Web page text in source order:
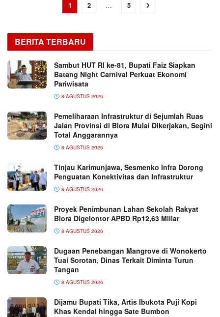
1 2 … 5
BERITA TERBARU
Sambut HUT RI ke-81, Bupati Faiz Siapkan
Batang Night Carnival Perkuat Ekonomi
Pariwisata
8 AGUSTUS 2026
Pemeliharaan Infrastruktur di Sejumlah Ruas
Jalan Provinsi di Blora Mulai Dikerjakan, Segini
Total Anggarannya
8 AGUSTUS 2026
Tinjau Karimunjawa, Sesmenko Infra Dorong
Penguatan Konektivitas dan Infrastruktur
8 AGUSTUS 2026
Proyek Penimbunan Lahan Sekolah Rakyat
Blora Digelontor APBD Rp12,63 Miliar
8 AGUSTUS 2026
Dugaan Penebangan Mangrove di Wonokerto
Tuai Sorotan, Dinas Terkait Diminta Turun
Tangan
8 AGUSTUS 2026
Dijamu Bupati Tika, Artis Ibukota Puji Kopi
Khas Kendal hingga Sate Bumbon